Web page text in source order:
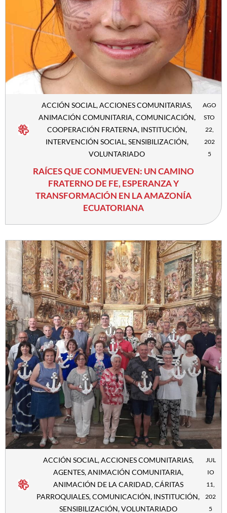
ACCIÓN SOCIAL,ACCIONES COMUNITARIAS,
ANIMACIÓN COMUNITARIA,COMUNICACIÓN,
COOPERACIÓN FRATERNA, INSTITUCIÓN,
INTERVENCIÓN SOCIAL,SENSIBILIZACIÓN,
VOLUNTARIADO
AGO
STO
22,
202
5
RAÍCES QUE CONMUEVEN: UN CAMINO
FRATERNO DE FE, ESPERANZA Y
TRANSFORMACIÓN EN LA AMAZONÍA
ECUATORIANA
ACCIÓN SOCIAL,ACCIONES COMUNITARIAS,
AGENTES,ANIMACIÓN COMUNITARIA,
ANIMACIÓN DE LA CARIDAD,CÁRITAS
PARROQUIALES,COMUNICACIÓN, INSTITUCIÓN,
SENSIBILIZACIÓN,VOLUNTARIADO
JUL
IO
11,
202
5